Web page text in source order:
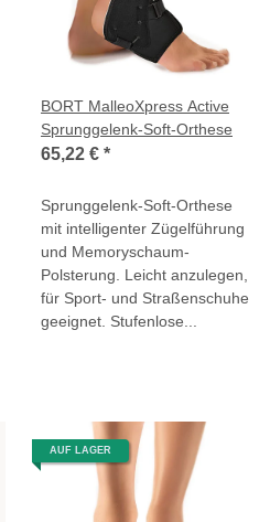
BORT MalleoXpress Active
Sprunggelenk-Soft-Orthese
65,22 € *
Sprunggelenk-Soft-Orthese
mit intelligenter Zügelführung
und Memoryschaum-
Polsterung. Leicht anzulegen,
für Sport- und Straßenschuhe
geeignet. Stufenlose...
AUF LAGER